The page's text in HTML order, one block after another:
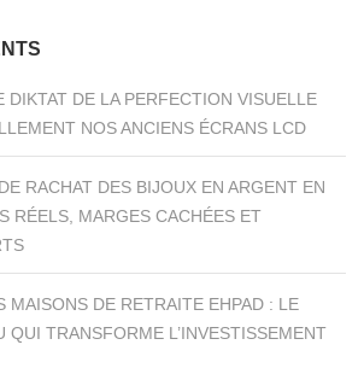
DIKTAT DE LA PERFECTION VISUELLE
NOS ANCIENS ÉCRANS LCD
RACHAT DES BIJOUX EN ARGENT EN
RÉELS, MARGES CACHÉES ET
MAISONS DE RETRAITE EHPAD : LE
QUI TRANSFORME L’INVESTISSEMENT